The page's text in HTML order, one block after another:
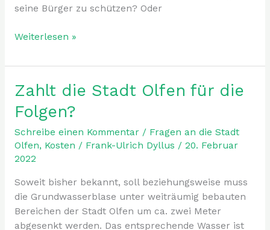
seine Bürger zu schützen? Oder
Weiterlesen »
Zahlt die Stadt Olfen für die
Folgen?
Schreibe einen Kommentar / Fragen an die Stadt
Olfen, Kosten / Frank-Ulrich Dyllus / 20. Februar
2022
Soweit bisher bekannt, soll beziehungsweise muss
die Grundwasserblase unter weiträumig bebauten
Bereichen der Stadt Olfen um ca. zwei Meter
abgesenkt werden. Das entsprechende Wasser ist
Zahlt
Stadt
Olfen
für
die